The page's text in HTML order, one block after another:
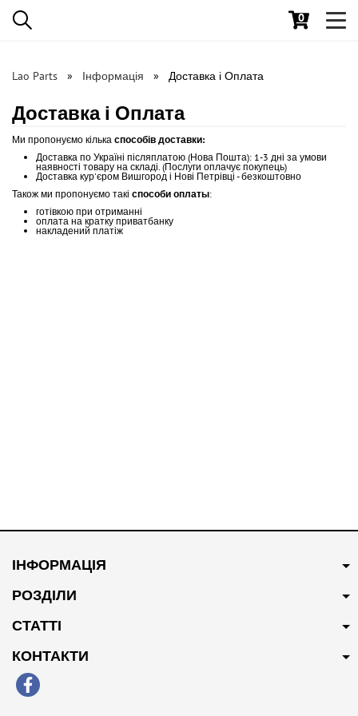
0
Lao Parts Інформація Доставка і Оплата
Доставка і Оплата
Ми пропонуємо кілька способів доставки:
Доставка по Україні післяплатою (Нова Пошта): 1-3 дні за умови
наявності товару на складі. (Послуги оплачує покупець)
Доставка кур'єром Вишгород і Нові Петрівці - безкоштовно
Також ми пропонуємо такі способи оплаты:
готівкою при отриманні
оплата на кратку приватбанку
накладений платіж
ІНФОРМАЦІЯ
РОЗДІЛИ
СТАТТІ
КОНТАКТИ